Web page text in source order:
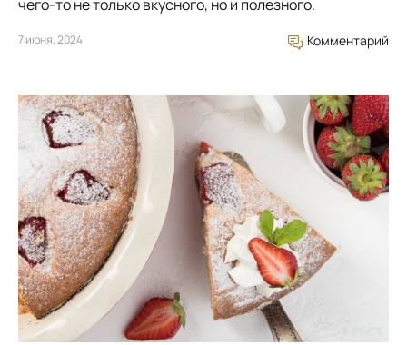
чего-то не только вкусного, но и полезного.
7 июня, 2024 Комментарий